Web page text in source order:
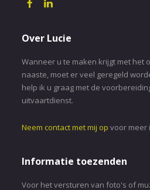
Over Lucie
Wanneer u te maken krijgt met het
naaste, moet er veel geregeld
help ik u graag met de
uitvaartdienst.
Neem contact met mij op voor meer
Informatie toezenden
Voor het versturen van foto's of